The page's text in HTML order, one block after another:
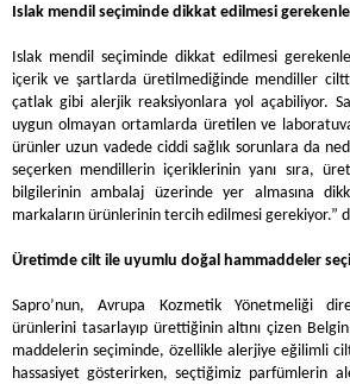
Islak mendil seçiminde dikkat edilmesi
Islak mendil seçiminde dikkat edilmesi
içerik ve şartlarda üretilmediğinde mendiller
çatlak gibi alerjik reaksiyonlara yol açabiliyor.
uygun olmayan ortamlarda üretilen ve
ürünler uzun vadede ciddi sağlık sorunlara da
seçerken mendillerin içeriklerinin yanı sıra,
bilgilerinin ambalaj üzerinde yer almasına
markaların ürünlerinin tercih edilmesi gerekiyor.”
Üretimde cilt ile uyumlu doğal hammaddeler
Sapro’nun, Avrupa Kozmetik Yönetmeliği
ürünlerini tasarlayıp ürettiğinin altını çizen
maddelerin seçiminde, özellikle alerjiye eğilimli
hassasiyet gösterirken, seçtiğimiz parfümlerin